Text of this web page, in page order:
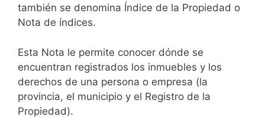
también se denomina Índice de la Propiedad o
Nota de índices.
Esta Nota le permite conocer dónde se
encuentran registrados los inmuebles y los
derechos de una persona o empresa (la
provincia, el municipio y el Registro de la
Propiedad).